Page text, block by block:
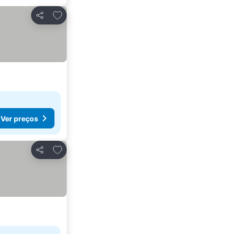
Partilhar
Adicionar aos favoritos
Ver preços
Partilhar
Adicionar aos favoritos